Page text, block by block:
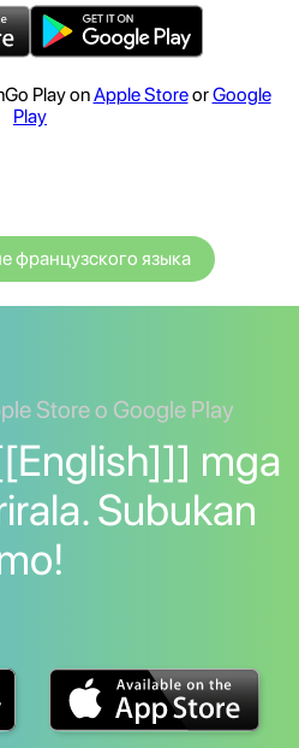
Play onApple StoreorGoogle
Play
французского языка
Store o Google Play
mga
Subukan